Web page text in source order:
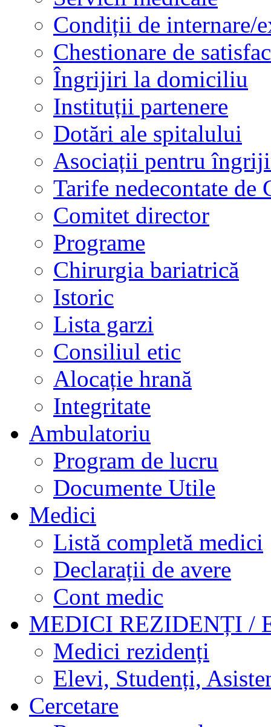
Condiții de internare/
Chestionare de
Îngrijiri la domiciliu
Instituții partenere
Dotări ale spitalului
Asociații pentru
Tarife nedecontate de
Comitet director
Programe
Chirurgia bariatrică
Istoric
Lista garzi
Consiliul etic
Alocație hrană
Integritate
Ambulatoriu
Program de lucru
Documente Utile
Medici
Listă completă medici
Declarații de avere
Cont medic
MEDICI REZIDENȚI /
Medici rezidenți
Elevi, Studenți,
Cercetare